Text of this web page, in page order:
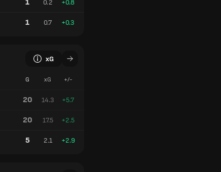
1 0.2 +0.8
1 0.7 +0.3
xG
G xG +/-
20 14.3 +5.7
20 17.5 +2.5
5 2.1 +2.9